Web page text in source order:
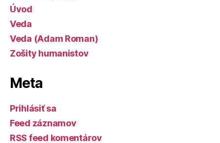
Úvod
Veda
Veda (Adam Roman)
Zošity humanistov
Meta
Prihlásiť sa
Feed záznamov
RSS feed komentárov